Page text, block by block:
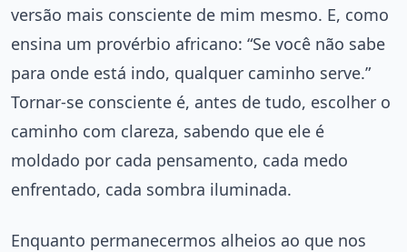
versão mais consciente de mim mesmo. E, como
ensina um provérbio africano: “Se você não sabe
para onde está indo, qualquer caminho serve.”
Tornar-se consciente é, antes de tudo, escolher o
caminho com clareza, sabendo que ele é
moldado por cada pensamento, cada medo
enfrentado, cada sombra iluminada.
Enquanto permanecermos alheios ao que nos